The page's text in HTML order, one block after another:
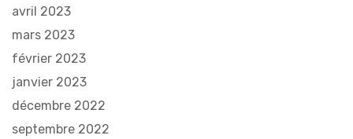
avril 2023
mars 2023
février 2023
janvier 2023
décembre 2022
septembre 2022